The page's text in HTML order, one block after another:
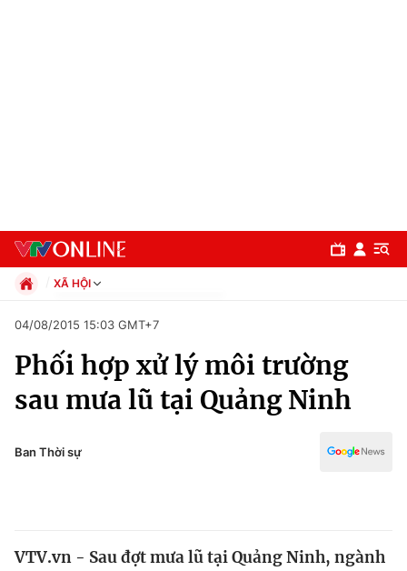
Chuyên mục
Chính trị
XÃ HỘI
Xã hội
Pháp luật
Kinh tế
Thể thao
Văn hóa - Giải trí
Giáo dục
04/08/2015 15:03 GMT+7
Phối hợp xử lý môi trường
sau mưa lũ tại Quảng Ninh
Ban Thời sự
VTV.vn - Sau đợt mưa lũ tại Quảng Ninh, ngành